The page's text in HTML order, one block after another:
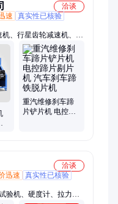
洽谈
速
真实性已核验
、行星齿轮减速机、冷
机、等离子切割机、试
总成、玻璃吸盘吊具、
重汽维修刹车蹄
片铲片机 电控蹄
洽谈
迅速
真实性已核验
验机、硬度计、拉力试